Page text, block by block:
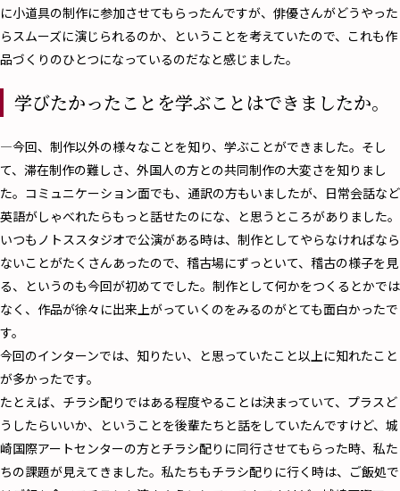
に小道具の制作に参加させてもらったんですが、俳優さんがどうやった
らスムーズに演じられるのか、ということを考えていたので、これも作
品づくりのひとつになっているのだなと感じました。
学びたかったことを学ぶことはできましたか。
―今回、制作以外の様々なことを知り、学ぶことができました。そし
て、滞在制作の難しさ、外国人の方との共同制作の大変さを知りまし
た。コミュニケーション面でも、通訳の方もいましたが、日常会話など
英語がしゃべれたらもっと話せたのにな、と思うところがありました。
いつもノトススタジオで公演がある時は、制作としてやらなければなら
ないことがたくさんあったので、稽古場にずっといて、稽古の様子を見
る、というのも今回が初めてでした。制作として何かをつくるとかでは
なく、作品が徐々に出来上がっていくのをみるのがとても面白かったで
す。
今回のインターンでは、知りたい、と思っていたこと以上に知れたこと
が多かったです。
たとえば、チラシ配りではある程度やることは決まっていて、プラスど
うしたらいいか、ということを後輩たちと話をしていたんですけど、城
崎国際アートセンターの方とチラシ配りに同行させてもらった時、私た
ちの課題が見えてきました。私たちもチラシ配りに行く時は、ご飯処で